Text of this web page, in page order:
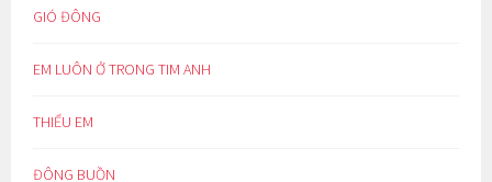
GIÓ ĐÔNG
EM LUÔN Ở TRONG TIM ANH
THIẾU EM
ĐÔNG BUỒN